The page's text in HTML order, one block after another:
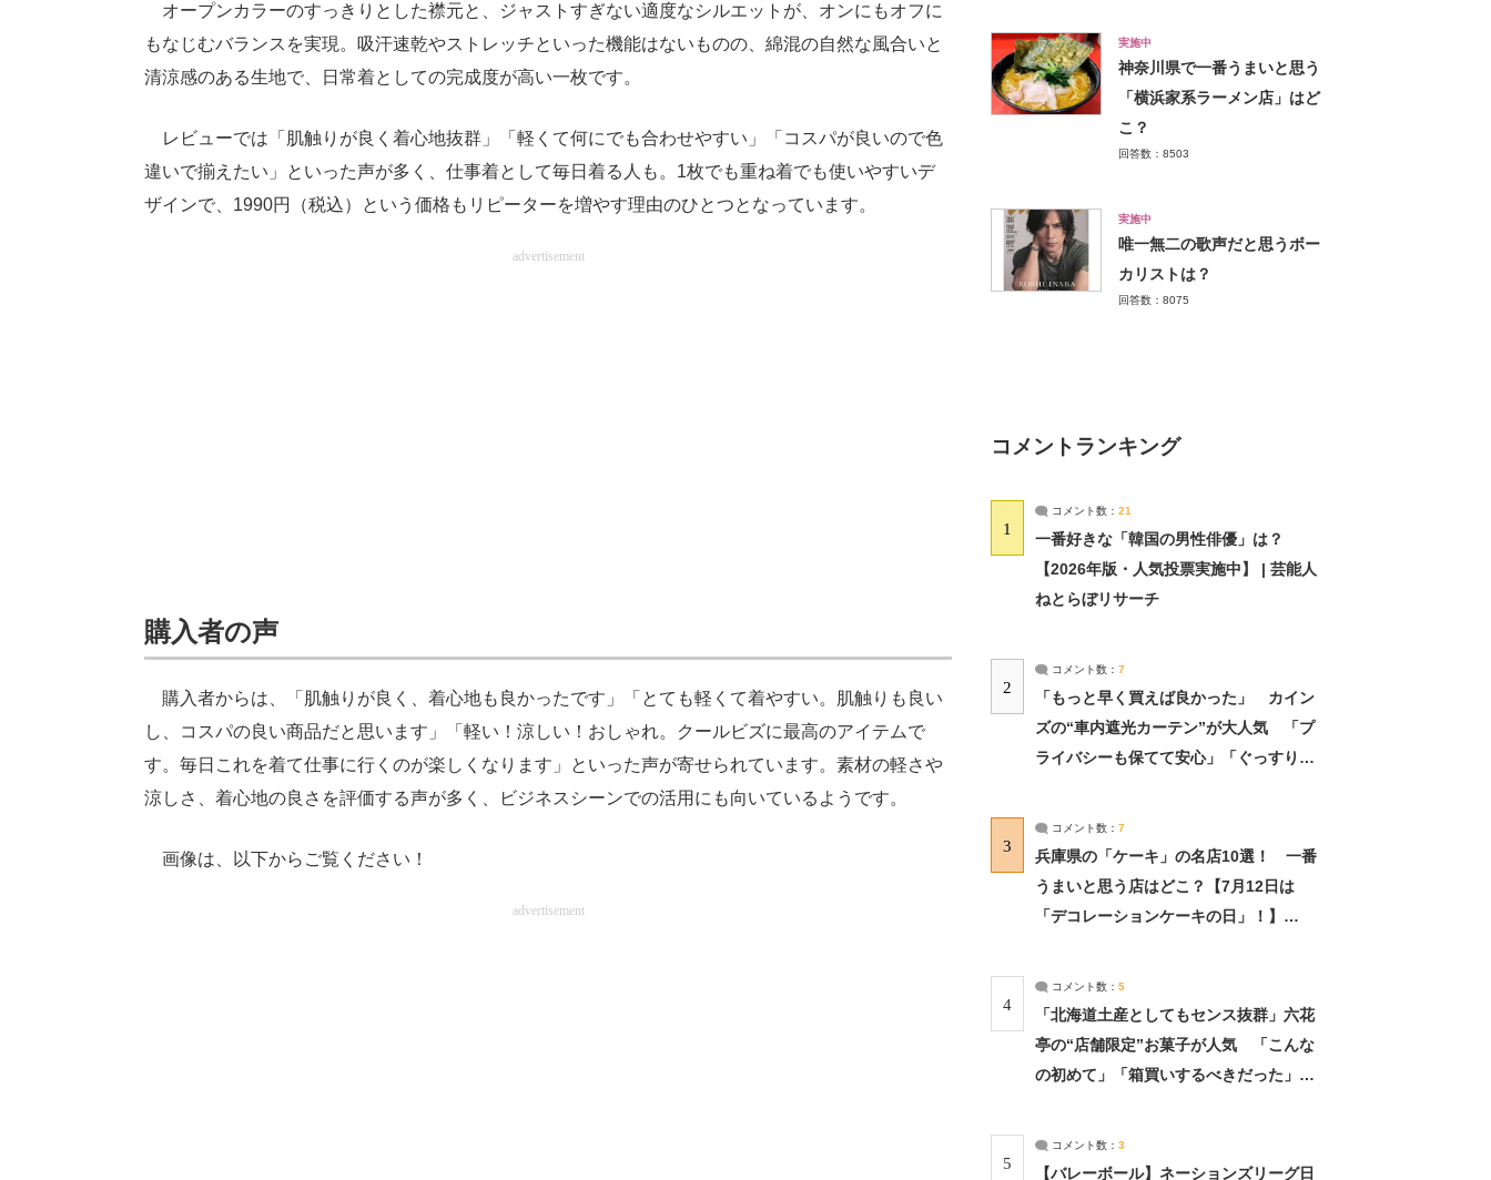
オープンカラーのすっきりとした襟元と、ジャストすぎない適度なシルエットが、オンにもオフに
もなじむバランスを実現。吸汗速乾やストレッチといった機能はないものの、綿混の自然な風合いと
清涼感のある生地で、日常着としての完成度が高い一枚です。
レビューでは「肌触りが良く着心地抜群」「軽くて何にでも合わせやすい」「コスパが良いので色
違いで揃えたい」といった声が多く、仕事着として毎日着る人も。1枚でも重ね着でも使いやすいデ
ザインで、1990円（税込）という価格もリピーターを増やす理由のひとつとなっています。
advertisement
購入者の声
購入者からは、「肌触りが良く、着心地も良かったです」「とても軽くて着やすい。肌触りも良い
し、コスパの良い商品だと思います」「軽い！涼しい！おしゃれ。クールビズに最高のアイテムで
す。毎日これを着て仕事に行くのが楽しくなります」といった声が寄せられています。素材の軽さや
涼しさ、着心地の良さを評価する声が多く、ビジネスシーンでの活用にも向いているようです。
画像は、以下からご覧ください！
advertisement
実施中
神奈川県で一番うまいと思う
「横浜家系ラーメン店」はど
こ？
回答数：8503
実施中
唯一無二の歌声だと思うボー
カリストは？
回答数：8075
コメントランキング
1
コメント数： 21
一番好きな「韓国の男性俳優」は？
【2026年版・人気投票実施中】 | 芸能人
ねとらぼリサーチ
2
コメント数： 7
「もっと早く買えば良かった」 カイン
ズの“車内遮光カーテン”が大人気 「プ
ライバシーも保てて安心」「ぐっすり眠
3
コメント数： 7
兵庫県の「ケーキ」の名店10選！ 一番
うまいと思う店はどこ？【7月12日は
「デコレーションケーキの日」！】
4
コメント数： 5
「北海道土産としてもセンス抜群」六花
亭の“店舗限定”お菓子が人気 「こんな
の初めて」「箱買いするべきだった」
5
コメント数： 3
【バレーボール】ネーションズリーグ日